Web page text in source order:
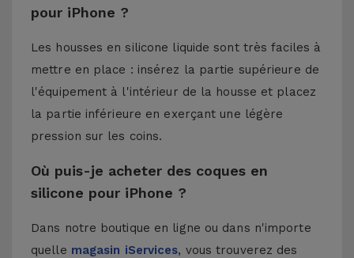
pour iPhone ?
Les housses en silicone liquide sont très faciles à
mettre en place : insérez la partie supérieure de
l'équipement à l'intérieur de la housse et placez
la partie inférieure en exerçant une légère
pression sur les coins.
Où puis-je acheter des coques en
silicone pour iPhone ?
Dans notre boutique en ligne ou dans n'importe
quelle magasin iServices, vous trouverez des